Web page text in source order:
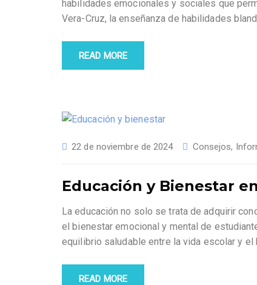
habilidades emocionales y sociales que
Vera-Cruz, la enseñanza de habilidades
READ MORE
22 de noviembre de 2024 Consejos,
Educación y Bienestar
La educación no solo se trata de adquirir
el bienestar emocional y mental de
equilibrio saludable entre la vida escolar y el
READ MORE